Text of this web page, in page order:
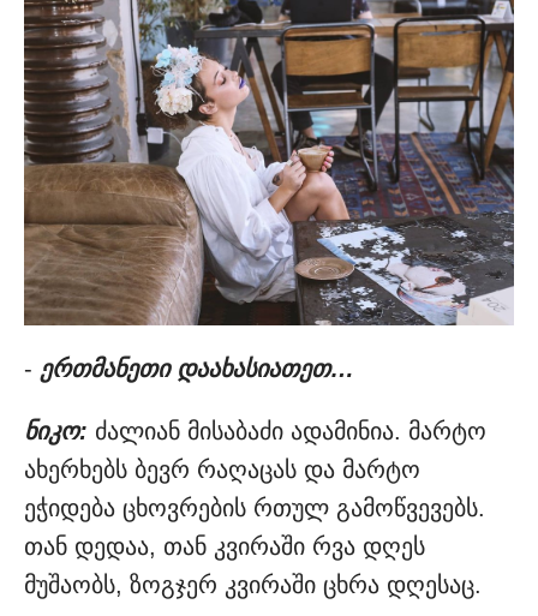
- ერთმანეთი დაახასიათეთ…
ნიკო: ძალიან მისაბაძი ადამინია. მარტო
ახერხებს ბევრ რაღაცას და მარტო
ეჭიდება ცხოვრების რთულ გამოწვევებს.
თან დედაა, თან კვირაში რვა დღეს
მუშაობს, ზოგჯერ კვირაში ცხრა დღესაც.